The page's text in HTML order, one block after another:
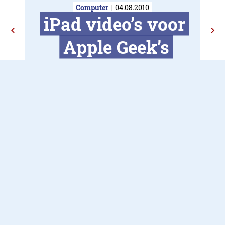
Computer 04.08.2010